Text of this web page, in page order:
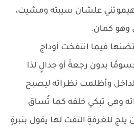
هيموتني علشان سيبته ومشيت،
وهو كمان.
فيما انتفخت أوداج
بدون رجعةْ أو جدالٍ لذا
وأظلمت نظراته ليصبح
وهي تبكي خلفه كما تُساق
يلج للغرفةِ التفت لها يقول بنبرةٍ